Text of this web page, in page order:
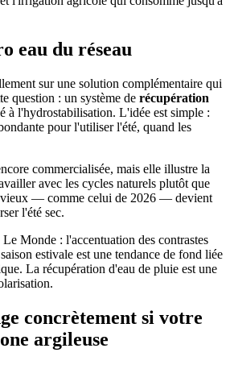
eau du réseau
sur une solution complémentaire qui
question : un système de récupération
à l'hydrostabilisation. L'idée est simple :
pour l'utiliser l'été, quand les
commercialisée, mais elle illustre la
avec les cycles naturels plutôt que
— comme celui de 2026 — devient
l'été sec.
Monde : l'accentuation des contrastes
estivale est une tendance de fond liée
La récupération d'eau de pluie est une
concrètement si votre
argileuse